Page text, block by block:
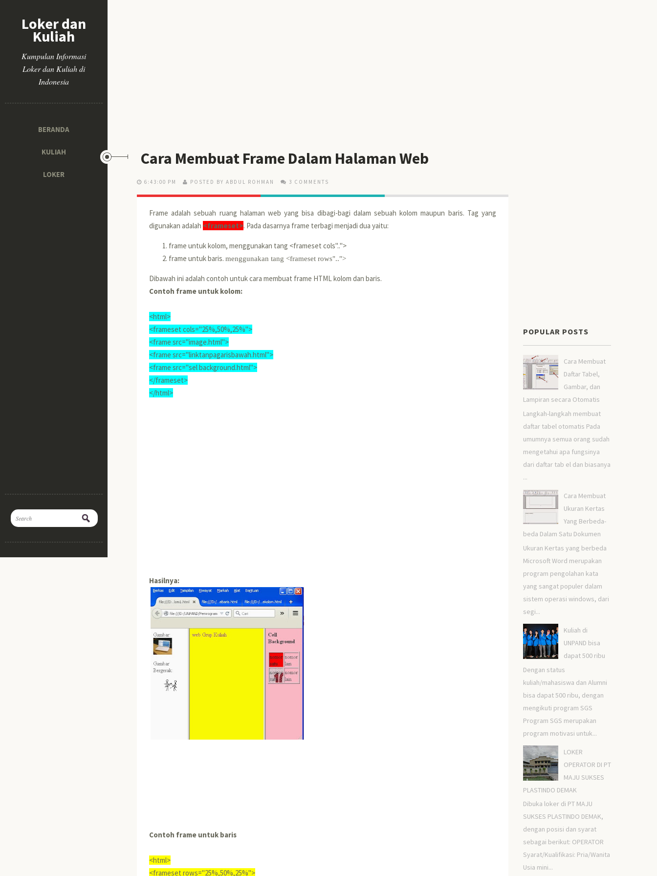
Loker dan
Kuliah
Kumpulan Informasi
Loker dan Kuliah di
Indonesia
BERANDA
KULIAH
LOKER
Cara Membuat Frame Dalam Halaman Web
6:43:00 PM POSTED BY ABDUL ROHMAN 3 COMMENTS
Frame adalah sebuah ruang halaman web yang bisa dibagi-bagi dalam sebuah kolom maupun baris. Tag yang
digunakan adalah <frameset>. Pada dasarnya frame terbagi menjadi dua yaitu:
frame untuk kolom, menggunakan tang <frameset cols"..">
frame untuk baris. menggunakan tang <frameset rows"..">
Dibawah ini adalah contoh untuk cara membuat frame HTML kolom dan baris.
Contoh frame untuk kolom:
<html>
<frameset cols="25%,50%,25%">
<frame src="image.html">
<frame src="linktanpagarisbawah.html">
<frame src="sel background.html">
</frameset>
</html>
Hasilnya:
Contoh frame untuk baris
<html>
<frameset rows="25%,50%,25%">
POPULAR POSTS
Cara Membuat
Daftar Tabel,
Gambar, dan
Lampiran secara Otomatis
Langkah-langkah membuat
daftar tabel otomatis Pada
umumnya semua orang sudah
mengetahui apa fungsinya
dari daftar tab el dan biasanya
...
Cara Membuat
Ukuran Kertas
Yang Berbeda-
beda Dalam Satu Dokumen
Ukuran Kertas yang berbeda
Microsoft Word merupakan
program pengolahan kata
yang sangat populer dalam
sistem operasi windows, dari
segi...
Kuliah di
UNPAND bisa
dapat 500 ribu
Dengan status
kuliah/mahasiswa dan Alumni
bisa dapat 500 ribu, dengan
mengikuti program SGS
Program SGS merupakan
program motivasi untuk...
LOKER
OPERATOR DI PT
MAJU SUKSES
PLASTINDO DEMAK
Dibuka loker di PT MAJU
SUKSES PLASTINDO DEMAK,
dengan posisi dan syarat
sebagai berikut: OPERATOR
Syarat/Kualifikasi: Pria/Wanita
Usia mini...